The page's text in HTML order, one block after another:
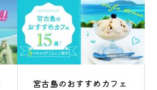
宮古島のおすすめカフェ